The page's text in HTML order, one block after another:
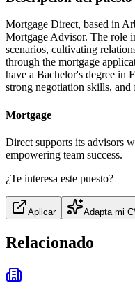
Mortgage Direct, based in
Mortgage Advisor. The role
scenarios, cultivating
through the mortgage
have a Bachelor's degree in
strong negotiation skills,
Mortgage
Direct supports its advisors
empowering team success.
¿Te interesa este puesto?
Aplicar Adapta mi
Relacionado